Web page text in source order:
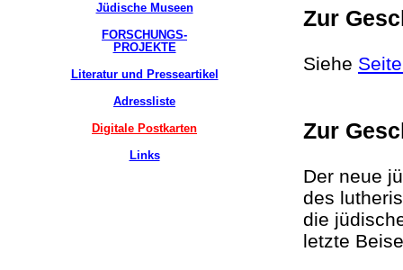
Jüdische Museen
FORSCHUNGS-
PROJEKTE
Literatur und Presseartikel
Adressliste
Digitale Postkarten
Links
Zur
Siehe
Zur
Der neue
des
die
letzte